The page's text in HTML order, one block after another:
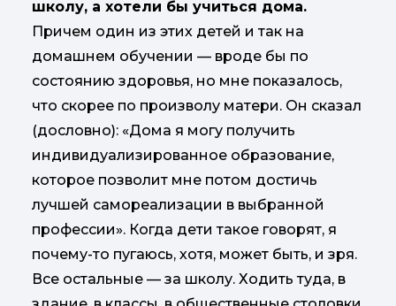
школу, а хотели бы учиться дома.
Причем один из этих детей и так на
домашнем обучении — вроде бы по
состоянию здоровья, но мне показалось,
что скорее по произволу матери. Он сказал
(дословно): «Дома я могу получить
индивидуализированное образование,
которое позволит мне потом достичь
лучшей самореализации в выбранной
профессии». Когда дети такое говорят, я
почему-то пугаюсь, хотя, может быть, и зря.
Все остальные — за школу. Ходить туда, в